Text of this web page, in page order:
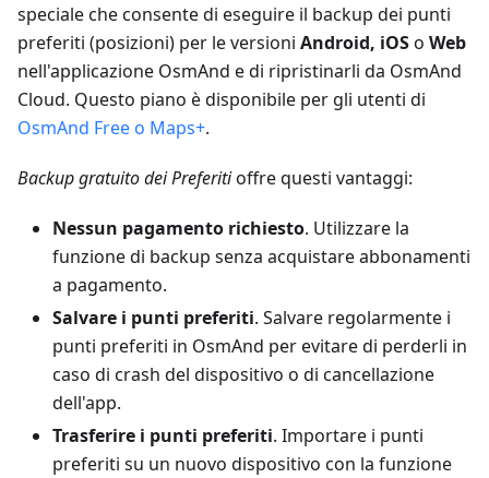
speciale che consente di eseguire il backup dei punti
preferiti (posizioni) per le versioni Android, iOSo Web
nell'applicazione OsmAnd e di ripristinarli da OsmAnd
Cloud. Questo piano è disponibile per gli utenti di
OsmAnd Free o Maps+.
Backup gratuito dei Preferitioffre questi vantaggi:
Nessun pagamento richiesto. Utilizzare la
funzione di backup senza acquistare abbonamenti
a pagamento.
Salvare i punti preferiti. Salvare regolarmente i
punti preferiti in OsmAnd per evitare di perderli in
caso di crash del dispositivo o di cancellazione
dell'app.
Trasferire i punti preferiti. Importare i punti
preferiti su un nuovo dispositivo con la funzione